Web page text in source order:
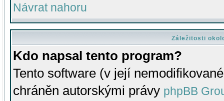
Návrat nahoru
Záležitosti
Kdo napsal tento program?
Tento software (v její
chráněn autorskými právy phpBB